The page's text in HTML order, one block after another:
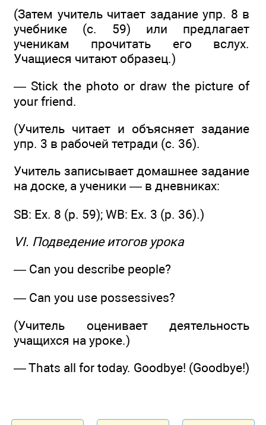
(Затем учитель читает задание упр. 8 в
учебнике (с. 59) или предлагает
ученикам прочитать его вслух.
Учащиеся читают образец.)
— Stick the photo or draw the picture of
your friend.
(Учитель читает и объясняет задание
упр. 3 в рабочей тетради (с. 36).
Учитель записывает домашнее задание
на доске, а ученики — в дневниках:
SB: Ex. 8 (р. 59); WB: Ex. 3 (р. 36).)
VI. Подведение итогов урока
— Can you describe people?
— Can you use possessives?
(Учитель оценивает деятельность
учащихся на уроке.)
— Thats all for today. Goodbye! (Goodbye!)